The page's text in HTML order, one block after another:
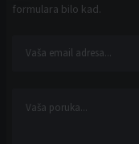
formulara bilo kad.